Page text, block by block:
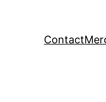
Contact